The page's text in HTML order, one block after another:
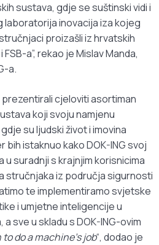
sustava, gdje se suštinski vidi i
laboratorija inovacija iza kojeg
proizašli iz hrvatskih
a”, rekao je Mislav Manda,
a.
prezentirali cjeloviti asortiman
koji svoju namjenu
su ljudski život i imovina
bih istaknuo kako DOK-ING svoj
suradnji s krajnjim korisnicima
stručnjaka iz područja sigurnosti
te implementiramo svjetske
i umjetne inteligencije u
sve u skladu s DOK-ING-ovim
to do a machine’s job“, dodao je